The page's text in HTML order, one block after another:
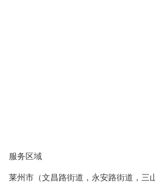
服务区域
莱州市（文昌路街道，永安路街道，三